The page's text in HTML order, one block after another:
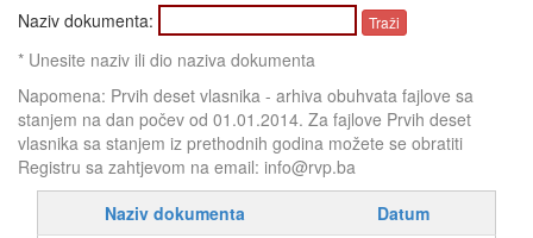
Naziv dokumenta:
* Unesite naziv ili dio naziva dokumenta
Napomena: Prvih deset vlasnika - arhiva obuhvata fajlove sa
stanjem na dan počev od 01.01.2014. Za fajlove Prvih deset
vlasnika sa stanjem iz prethodnih godina možete se obratiti
Registru sa zahtjevom na email: info@rvp.ba
Naziv dokumenta
Datum